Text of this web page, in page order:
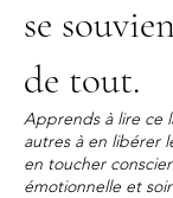
se
de tout.
Apprends à lire ce
autres à en libérer
en toucher
émotionnelle et